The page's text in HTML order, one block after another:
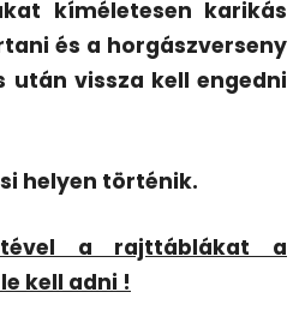
kíméletesen karikás
és a horgászverseny
után vissza kell engedni
helyen történik.
a rajttáblákat a
kell adni !